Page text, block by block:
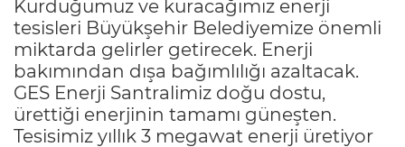
Kurduğumuz ve kuracağımız enerji
tesisleri Büyükşehir Belediyemize önemli
miktarda gelirler getirecek. Enerji
bakımından dışa bağımlılığı azaltacak.
GES Enerji Santralimiz doğu dostu,
ürettiği enerjinin tamamı güneşten.
Tesisimiz yıllık 3 megawat enerji üretiyor